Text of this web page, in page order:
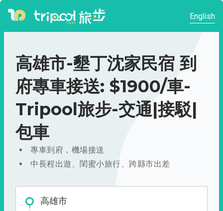
English
高雄市-墾丁沈家民宿 到
府專車接送: $1900/車-
Tripool旅步-交通|接駁|
包車
專車到府，機場接送
中長程出遊、閨蜜小旅行、跨縣市出差
高雄市